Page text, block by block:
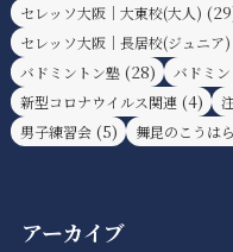
セレッソ大阪｜大東校(大人)
セレッソ大阪｜長居校(ジュニア)
バドミントン塾 (28) バドミ
新型コロナウイルス関連 (4)
男子練習会 (5) 舞昆のこうはら
アーカイブ